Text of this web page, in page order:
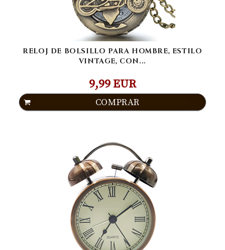
RELOJ DE BOLSILLO PARA HOMBRE, ESTILO
VINTAGE, CON...
9,99 EUR
COMPRAR